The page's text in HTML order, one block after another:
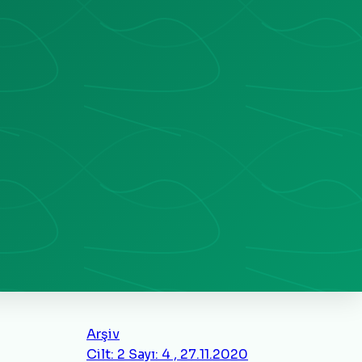
Arşiv
Cilt: 2 Sayı: 4 , 27.11.2020